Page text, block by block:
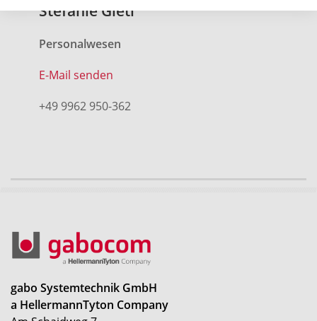
Stefanie Gietl
Personalwesen
E-Mail senden
+49 9962 950-362
gabo Systemtechnik GmbH
a HellermannTyton Company